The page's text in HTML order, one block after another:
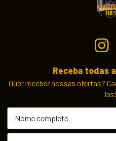
Receba todas
Quer receber nossas ofertas?
las!